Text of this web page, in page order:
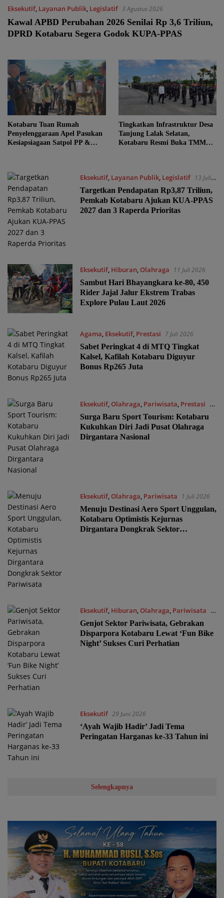
Eksekutif, Layanan Publik, Legislatif 3 Agustus 2026
Kawal APBD Perubahan 2026 Senilai Rp 3,6 Triliun,
DPRD Kotabaru Segera Godok KUPA-PPAS
Kotabaru Tuan Rumah
Penyelenggaraan Apel Pasukan
Kesiapsiagaan Satpol PP &
Tingkatkan Infrastruktur Desa
Tanjung Lalak Selatan,
Kotabaru Resmi Buka TMMD
Eksekutif, Layanan Publik, Legislatif
13 Juli
2026
Targetkan Pendapatan Rp3,87 Triliun,
Pemkab Kotabaru Ajukan KUA-PPAS
2027 dan 3 Raperda Prioritas
Eksekutif, Hiburan, Olahraga
11 Juli 2026
Sambut Hari Bhayangkara ke-80, 450
Rider Jajal Jalur Ekstrem Trabas
Explore Pulau Laut 2026
Agama, Eksekutif, Prestasi 7 Juli 2026
Sabet Peringkat 4 di MTQ Tingkat
Kalsel, Kafilah Kotabaru Diguyur
Bonus Rp265 Juta
Eksekutif, Olahraga, Pariwisata, Prestasi 1
Juli 2026
Surga Baru Sport Tourism: Kotabaru
Kukuhkan Diri Jadi Pusat Olahraga
Dirgantara Nasional
Eksekutif, Olahraga, Pariwisata
1 Juli 2026
Menuju Destinasi Aero Sport Unggulan,
Kotabaru Optimistis Kejurnas
Dirgantara Dongkrak Sektor
Eksekutif, Hiburan, Olahraga, Pariwisata 1
Juli 2026
Genjot Sektor Pariwisata, Gebrakan
Disparpora Kotabaru Lewat ‘Fun Bike
Night’ Sukses Curi Perhatian
Eksekutif 29 Juni 2026
‘Ayah Wajib Hadir’ Jadi Tema
Peringatan Harganas ke-33 Tahun ini
Selengkapnya